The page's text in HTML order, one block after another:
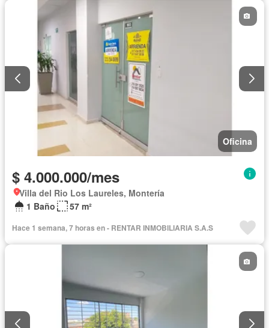
Oficina
$ 4.000.000/mes
Villa del Rio Los Laureles, Montería
1 Baño
57 m²
Hace 1 semana, 7 horas en - RENTAR INMOBILIARIA S.A.S